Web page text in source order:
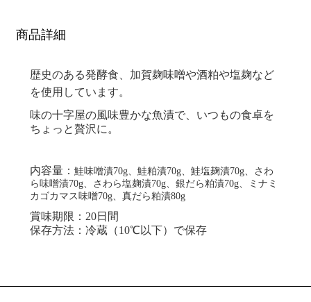
商品詳細
歴史のある発酵食、加賀麹味噌や酒粕や塩麹など
を使用しています。
味の十字屋の風味豊かな魚漬で、いつもの食卓を
ちょっと贅沢に。
内容量：鮭味噌漬70g、鮭粕漬70g、鮭塩麹漬70g、さわ
ら味噌漬70g、さわら塩麹漬70g、銀だら粕漬70g、ミナミ
カゴカマス味噌70g、真だら粕漬80g
賞味期限：20日間
保存方法：冷蔵（10℃以下）で保存